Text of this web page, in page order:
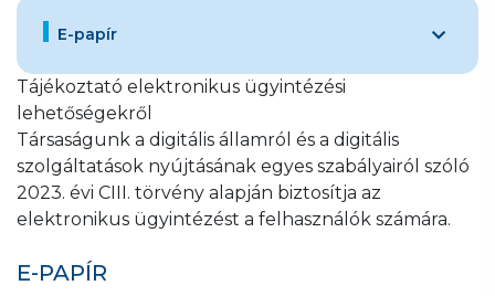
E-papír
Tájékoztató elektronikus ügyintézési
lehetőségekről
Társaságunk a digitális államról és a digitális
szolgáltatások nyújtásának egyes szabályairól szóló
2023. évi CIII. törvény alapján biztosítja az
elektronikus ügyintézést a felhasználók számára.
E-PAPÍR